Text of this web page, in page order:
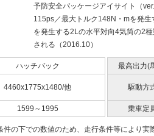
予防安全パッケージアイサイト（
115ps／最大トルク148N・mを発
を発生する2Lの水平対向4気筒の2
される（2016.10）
ハッチバック 最高出力(
4460x1775x1480/他 駆動方
1599～1995 乗車定
の下での数値のため、走行条件等により実